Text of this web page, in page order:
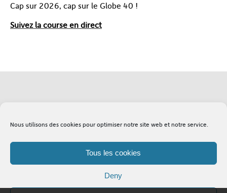
Nous utilisons des cookies pour optimiser notre site web et notre service.
Tous les cookies
Deny
Cap sur 2026, cap sur le Globe 40 !
Suivez la course en direct
Lexique